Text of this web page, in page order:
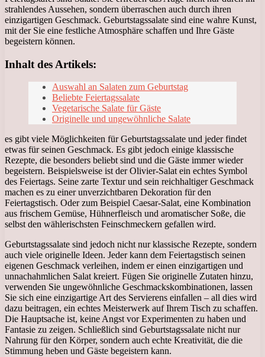
strahlendes Aussehen, sondern überraschen auch durch ihren
einzigartigen Geschmack. Geburtstagssalate sind eine wahre Kunst,
mit der Sie eine festliche Atmosphäre schaffen und Ihre Gäste
begeistern können.
Inhalt des Artikels:
Auswahl an Salaten zum Geburtstag
Beliebte Feiertagssalate
Vegetarische Salate für Gäste
Originelle und ungewöhnliche Salate
es gibt viele Möglichkeiten für Geburtstagssalate und jeder findet
etwas für seinen Geschmack. Es gibt jedoch einige klassische
Rezepte, die besonders beliebt sind und die Gäste immer wieder
begeistern. Beispielsweise ist der Olivier-Salat ein echtes Symbol
des Feiertags. Seine zarte Textur und sein reichhaltiger Geschmack
machen es zu einer unverzichtbaren Dekoration für den
Feiertagstisch. Oder zum Beispiel Caesar-Salat, eine Kombination
aus frischem Gemüse, Hühnerfleisch und aromatischer Soße, die
selbst den wählerischsten Feinschmeckern gefallen wird.
Geburtstagssalate sind jedoch nicht nur klassische Rezepte, sondern
auch viele originelle Ideen. Jeder kann dem Feiertagstisch seinen
eigenen Geschmack verleihen, indem er einen einzigartigen und
unnachahmlichen Salat kreiert. Fügen Sie originelle Zutaten hinzu,
verwenden Sie ungewöhnliche Geschmackskombinationen, lassen
Sie sich eine einzigartige Art des Servierens einfallen – all dies wird
dazu beitragen, ein echtes Meisterwerk auf Ihrem Tisch zu schaffen.
Die Hauptsache ist, keine Angst vor Experimenten zu haben und
Fantasie zu zeigen. Schließlich sind Geburtstagssalate nicht nur
Nahrung für den Körper, sondern auch echte Kreativität, die die
Stimmung heben und Gäste begeistern kann.